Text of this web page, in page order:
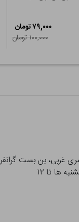
۷۹,۰۰۰ تومان
۱۰۰,۰۰۰ تومان